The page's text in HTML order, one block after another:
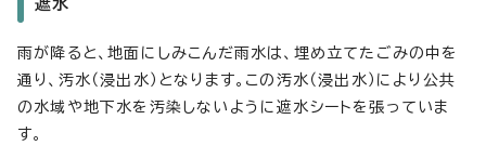
遮水
雨が降ると、地面にしみこんだ雨水は、埋め立てたごみの中を
通り、汚水（浸出水）となります。この汚水（浸出水）により公共
の水域や地下水を汚染しないように遮水シートを張っていま
す。